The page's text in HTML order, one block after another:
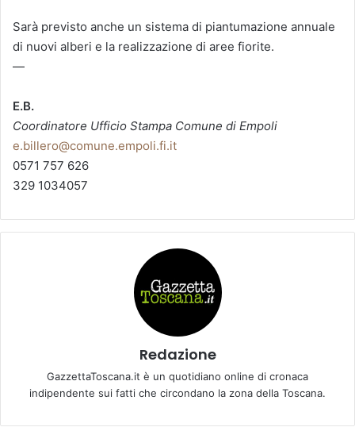
Sarà previsto anche un sistema di piantumazione annuale
di nuovi alberi e la realizzazione di aree fiorite.
—
E.B.
Coordinatore Ufficio Stampa Comune di Empoli
e.billero@comune.empoli.fi.it
0571 757 626
329 1034057
Redazione
GazzettaToscana.it è un quotidiano online di cronaca
indipendente sui fatti che circondano la zona della Toscana.